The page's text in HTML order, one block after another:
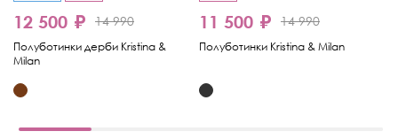
12 500 ₽ 14 990
Полуботинки дерби Kristina &
Milan
11 500 ₽ 14 990
Полуботинки Kristina & Milan